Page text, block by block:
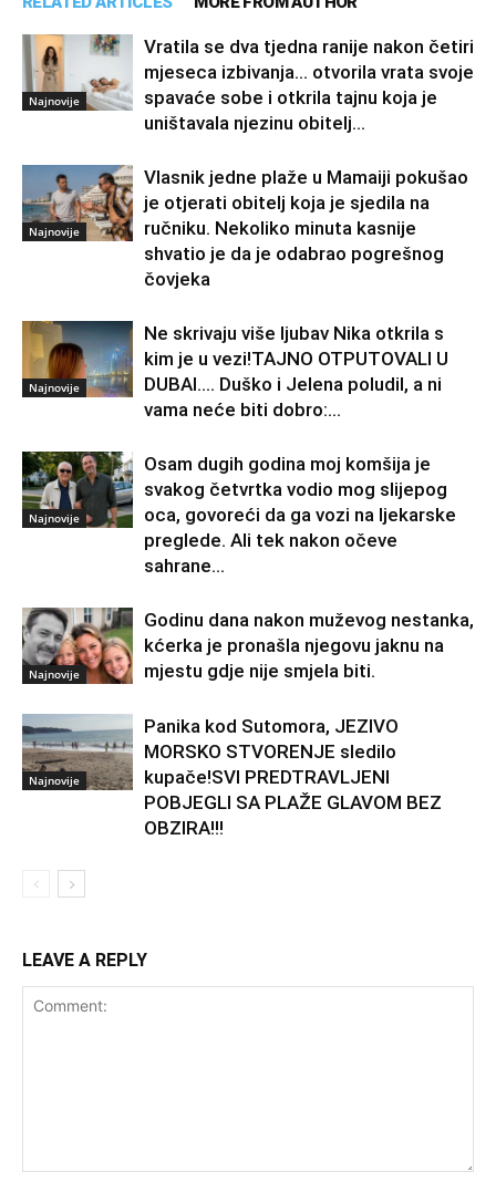
Najnovije
Vratila se dva tjedna ranije nakon četiri
mjeseca izbivanja… otvorila vrata svoje
spavaće sobe i otkrila tajnu koja je
uništavala njezinu obitelj…
Najnovije
Vlasnik jedne plaže u Mamaiji pokušao
je otjerati obitelj koja je sjedila na
ručniku. Nekoliko minuta kasnije
shvatio je da je odabrao pogrešnog
čovjeka
Najnovije
Ne skrivaju više ljubav Nika otkrila s
kim je u vezi!TAJNO OTPUTOVALI U
DUBAI…. Duško i Jelena poludil, a ni
vama neće biti dobro:...
Najnovije
Osam dugih godina moj komšija je
svakog četvrtka vodio mog slijepog
oca, govoreći da ga vozi na ljekarske
preglede. Ali tek nakon očeve
sahrane...
Najnovije
Godinu dana nakon muževog nestanka,
kćerka je pronašla njegovu jaknu na
mjestu gdje nije smjela biti.
Najnovije
Panika kod Sutomora, JEZIVO
MORSKO STVORENJE sledilo
kupače!SVI PREDTRAVLJENI
POBJEGLI SA PLAŽE GLAVOM BEZ
OBZIRA!!!
LEAVE A REPLY